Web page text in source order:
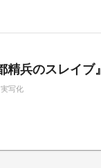
精兵のスレイ
写化